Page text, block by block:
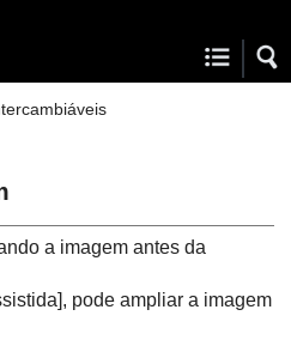
a imagem antes da
, pode ampliar a imagem